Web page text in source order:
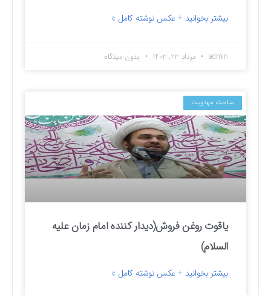
بیشتر بخوانید + عکس نوشته کامل »
admin مرداد ۲۳, ۱۴۰۳ بدون دیدگاه
مباحث مهدویت
یاقوت روغن فروش(دیدار کننده امام زمان علیه
السلام)
بیشتر بخوانید + عکس نوشته کامل »